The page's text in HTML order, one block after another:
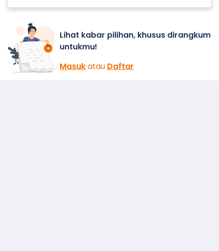
Lihat kabar pilihan, khusus dirangkum
untukmu!
Masukatau Daftar